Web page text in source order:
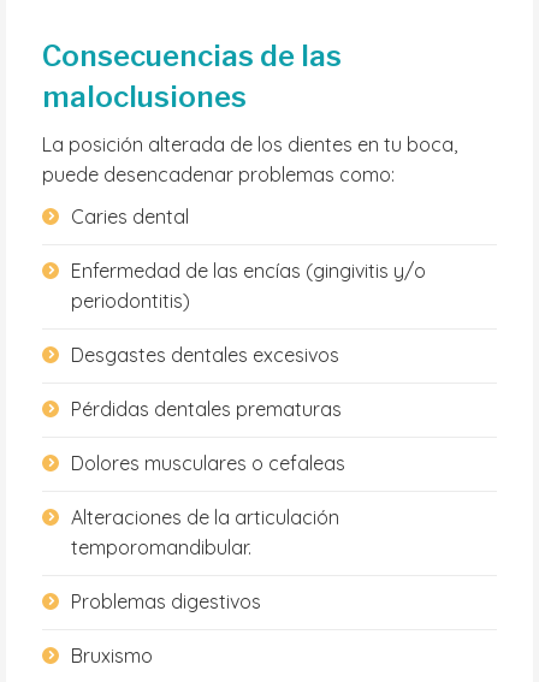
Consecuencias de las
maloclusiones
La posición alterada de los dientes en tu boca,
puede desencadenar problemas como:
Caries dental
Enfermedad de las encías (gingivitis y/o
periodontitis)
Desgastes dentales excesivos
Pérdidas dentales prematuras
Dolores musculares o cefaleas
Alteraciones de la articulación
temporomandibular.
Problemas digestivos
Bruxismo